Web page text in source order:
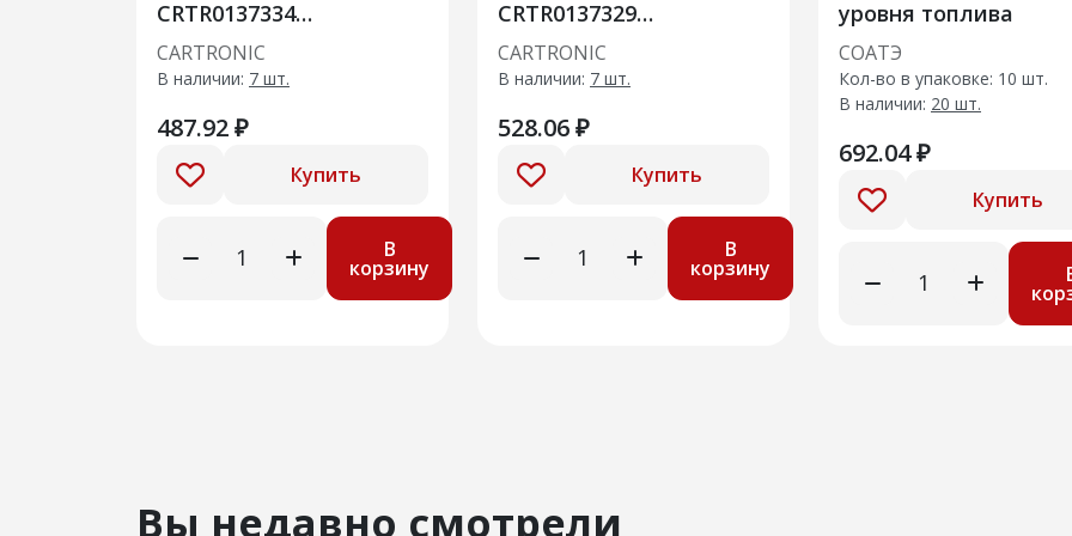
CRTR0137334
Ref.8450086939
передний Niva Travel
CARTRONIC
В наличии: 7 шт.
487.92 ₽
Купить
В
корзину
CRTR0137329
Ref.8450111178
передний Granta
CARTRONIC
В наличии: 7 шт.
528.06 ₽
Купить
В
корзину
уровня топлива
СОАТЭ
Кол-во в упаковке: 10 шт.
В наличии: 20 шт.
692.04 ₽
Купить
Вы недавно смотрели